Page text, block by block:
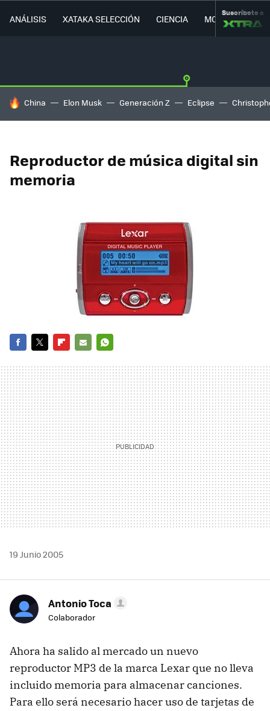
ANÁLISIS XATAKA SELECCIÓN CIENCIA MOVILIDAD
Suscríbete a
HOY SE HABLA DE
China Elon Musk Generación Z Eclipse
Reproductor de música digital sin
memoria
MAIL
19 Junio 2005
Antonio Toca
Colaborador
Ahora ha salido al mercado un nuevo
reproductor MP3 de la marca Lexar que no lleva
incluido memoria para almacenar canciones.
Para ello será necesario hacer uso de tarjetas de